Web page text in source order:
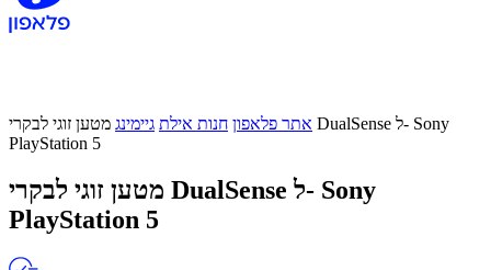
אתר פלאפון חנות אילת גיימינג מטען זוגי לבקרי DualSense ל- Sony
PlayStation 5
מטען זוגי לבקרי DualSense ל- Sony
PlayStation 5